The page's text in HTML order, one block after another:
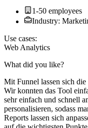
1-50 employees
Industry:
Use cases:
Web Analytics
What did you like?
Mit Funnel lassen sich die
Wir konnten das Tool
sehr einfach und schnell
personalisieren, sodass
Reports lassen sich